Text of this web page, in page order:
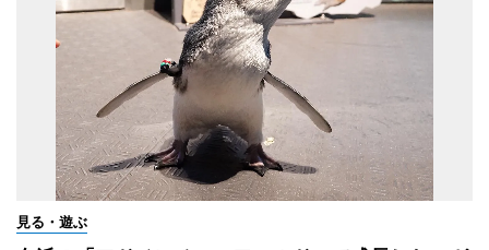
見る・遊ぶ